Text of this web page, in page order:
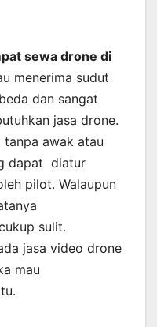
sewa drone di
menerima sudut
dan sangat
jasa drone.
tanpa awak atau
dapat diatur
pilot. Walaupun
sulit.
jasa video drone
mau